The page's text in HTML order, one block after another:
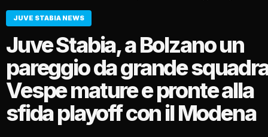
JUVE STABIA NEWS
Juve Stabia, a Bolzano un
pareggio da grande
Vespe mature e pronte alla
sfida playoff con il Modena